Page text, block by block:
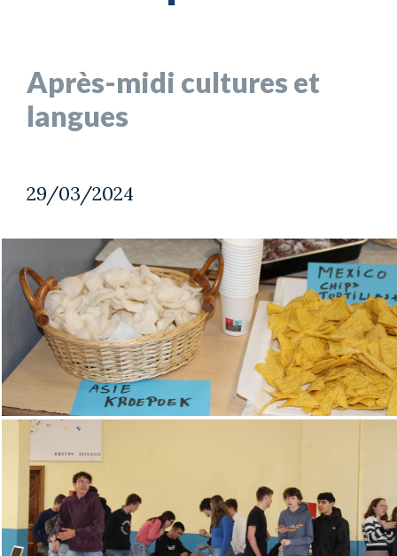
Après-midi cultures et
langues
29/03/2024